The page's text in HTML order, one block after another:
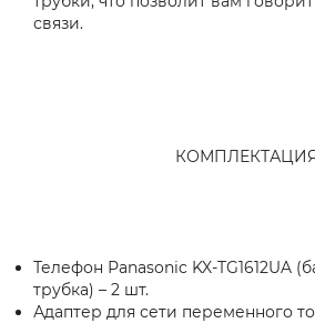
связи.
Телефон Рanasonic KX-TG1612UA
трубка) – 2 шт.
Адаптер для сети переменного